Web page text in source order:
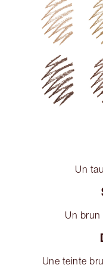
Un
Un
Une teinte